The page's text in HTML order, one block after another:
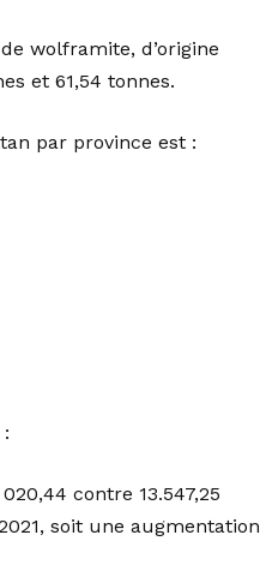
wolframite, d’origine
et 61,54 tonnes.
par province est :
contre 13.547,25
soit une augmentation